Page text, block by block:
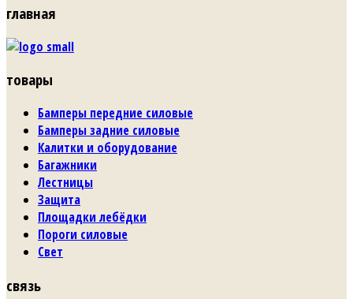
главная
товары
Бамперы передние силовые
Бамперы задние силовые
Калитки и оборудование
Багажники
Лестницы
Защита
Площадки лебёдки
Пороги силовые
Свет
связь